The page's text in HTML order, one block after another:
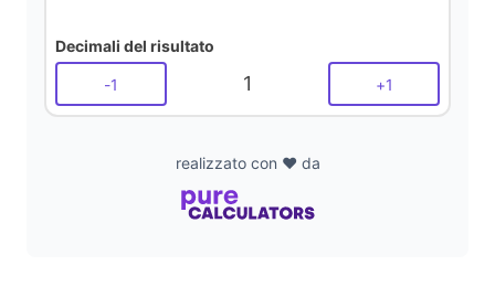
Decimali del risultato
-1 1 +1
realizzato con ❤️ da